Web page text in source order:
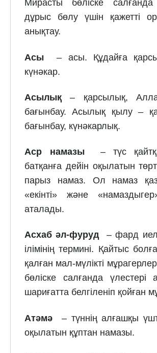
Мирасты бөліске салғанда
дұрыс бөлу үшін қажетті
анықтау.
Асы – асы. Құдайға
күнәкар.
Асылық – қарсылық, Алла
бағынбау. Асылық қылу –
бағынбау, күнәкарлық.
Аср намазы– түс
батқанға дейін оқылатын
парыз намаз. Ол намаз
«екінті» және
аталады.
Асхаб әл-фуруд – фард
ілімінің термині. Қайтыс
қалған мал-мүлікті
бөліске салғанда
шариғатта белгіленіп қойған
Атәмә – түннің алғашқы
оқылатын құптан намазы.